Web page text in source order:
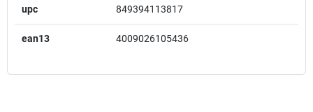
upc 849394113817
ean13 4009026105436